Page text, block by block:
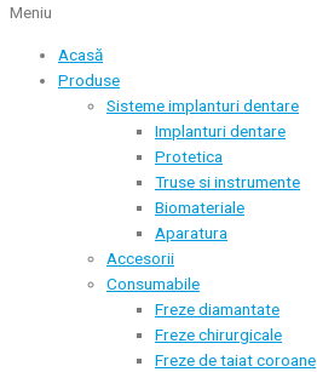
Meniu
Acasă
Produse
Sisteme implanturi dentare
Implanturi dentare
Protetica
Truse si instrumente
Biomateriale
Aparatura
Accesorii
Consumabile
Freze diamantate
Freze chirurgicale
Freze de taiat coroane